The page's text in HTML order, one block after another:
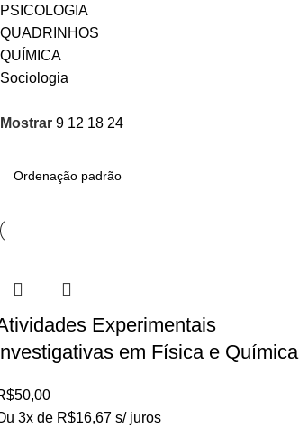
PSICOLOGIA
QUADRINHOS
QUÍMICA
Sociologia
Mostrar 9 12 18 24
Experimentais
em Física e Química
50,00
3x de R$16,67 s/ juros